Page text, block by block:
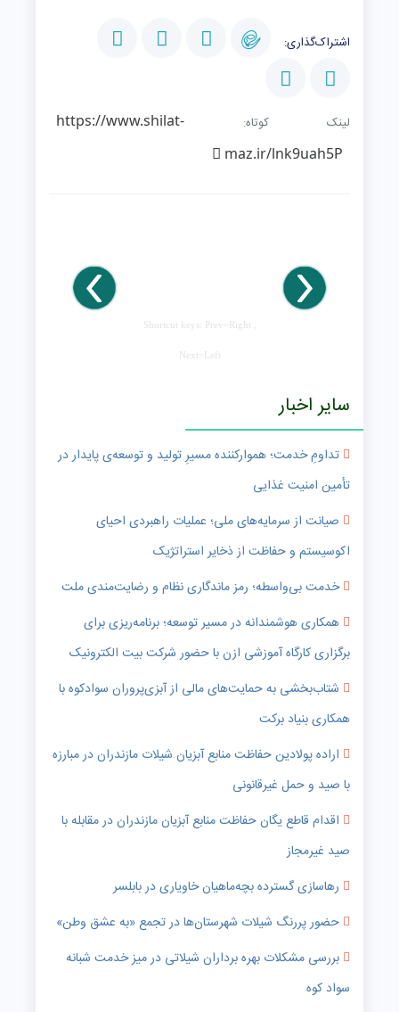
اشتراک‌گذاری:
لینک کوتاه:https://www.shilat-
maz.ir/lnk9uah5P
Shortcut keys: Prev=Right ,
Next=Left
سایر اخبار
تداومِ خدمت؛ هموارکننده مسیرِ تولید و توسعه‌ی پایدار در
تأمین امنیت غذایی
صیانت از سرمایه‌های ملی؛ عملیات راهبردی احیای
اکوسیستم و حفاظت از ذخایر استراتژیک
خدمت بی‌واسطه؛ رمز ماندگاری نظام و رضایت‌مندی ملت
همکاری هوشمندانه در مسیر توسعه؛ برنامه‌ریزی برای
برگزاری کارگاه آموزشی ازن با حضور شرکت بیت الکترونیک
شتاب‌بخشی به حمایت‌های مالی از آبزی‌پروران سوادکوه با
همکاری بنیاد برکت
اراده پولادین حفاظت منابع آبزیان شیلات مازندران در مبارزه
با صید و حمل غیرقانونی
اقدام قاطع یگان حفاظت منابع آبزیان مازندران در مقابله با
صید غیرمجاز
رهاسازی گسترده بچه‌ماهیان خاویاری در بابلسر
حضور پررنگ شیلات شهرستان‌ها در تجمع «به عشق وطن»
بررسی مشکلات بهره برداران شیلاتی در میز خدمت شبانه
سواد کوه